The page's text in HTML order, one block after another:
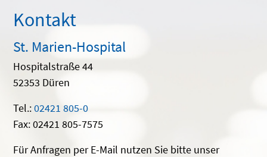
Kontakt
St. Marien-Hospital
Hospitalstraße 44
52353 Düren
Tel.:02421 805-0
Fax: 02421 805-7575
Für Anfragen per E-Mail nutzen Sie bitte unser